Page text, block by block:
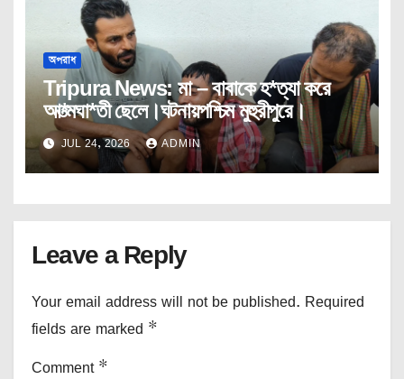
অপরাধ
Tripura News: মা – বাবাকে হ*ত্যা করে
আ*ত্মঘা*তী ছেলে।ঘটনায়পশ্চিম মুহুরীপুরে।
JUL 24, 2026 ADMIN
Leave a Reply
Your email address will not be published. Required
fields are marked *
Comment *